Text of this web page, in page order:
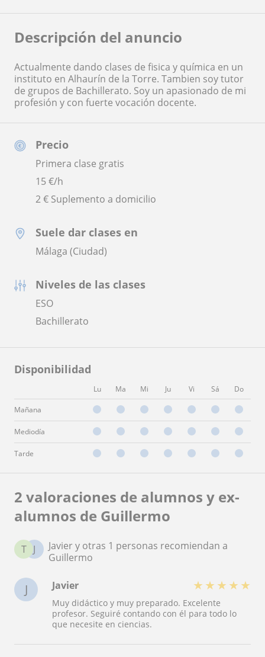
Precio
Primera clase gratis
15€/h
2 € Suplemento a domicilio
Suele dar clases en
Málaga (Ciudad)
Niveles de las clases
ESO
Bachillerato
Disponibilidad
Lu Ma Mi Ju Vi Sá Do
Mañana
Mediodía
Tarde
Descripción del anuncio
Actualmente dando clases de fisica y química en un
instituto en Alhaurín de la Torre. Tambien soy tutor
de grupos de Bachillerato. Soy un apasionado de mi
profesión y con fuerte vocación docente.
2 valoraciones de alumnos y ex-
alumnos de Guillermo
J
T
Javier y otras 1 personas recomiendan a
Guillermo
J Javier ★ ★ ★ ★ ★
Muy didáctico y muy preparado. Excelente
profesor. Seguiré contando con él para todo lo
que necesite en ciencias.